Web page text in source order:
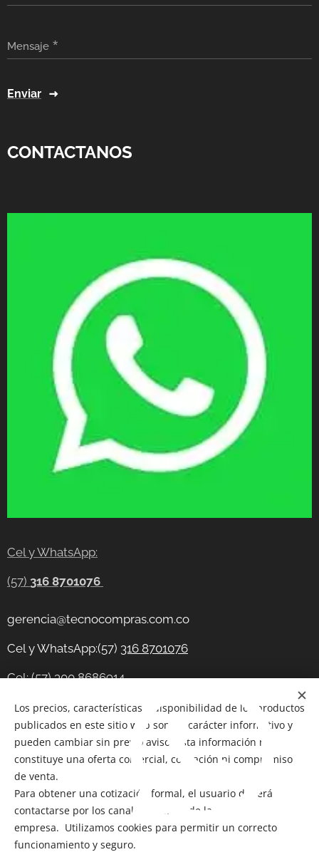
Mensaje
Enviar
CONTACTANOS
Cel y WhatsApp:
(57) 316 8701076
gerencia@tecnocompras.com.co
Cel y WhatsApp:(57) 316 8701076
Cel: (57) 300 8686914
Telegram:https://t.me/tecnocompras
@tecnocompras;(57) 316 8701076
Copyright 2012-2026@ Bogotá- Colombia Tecnocompras
SAS. Todos los derechos reservados
Cookies
Los precios, características y disponibilidad de los productos
publicados en este sitio web son de carácter informativo y
pueden cambiar sin previo aviso. Esta información no
constituye una oferta comercial, cotización ni compromiso
de venta.
Para obtener una cotización formal, el usuario deberá
contactarse por los canales oficiales de la
empresa. Utilizamos cookies para permitir un correcto
funcionamiento y seguro.